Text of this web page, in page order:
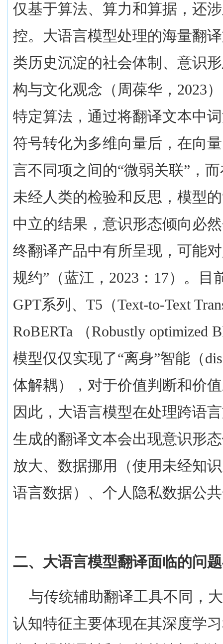
仅基于算法、算力和算据，还
控。大语言模型处理的海量翻
类历史沉淀的社会体制、意识
构与文化观念（周葆华， 2023
特定算法，通过将翻译文本中
符号转化为多维向量后，在向
言不同项之间的“微弱关联”，
未经人类的检验和反思，模型
中立的结果，意识形态倾向必
终翻译产品中有所呈现，可能
规约”（蓝江， 2023 ： 17）。目
GPT系列、 T5 （Text-to-Text
RoBERTa
（Robustly optimized
模型仅仅实现了“离身”智能（
体解耦），对于价值判断和价
因此，大语言模型在处理跨语
生成的翻译文本会出现意识形
放大、数据挪用（使用未经知
语言数据）、个人隐私数据公
二、大语言模型翻译面临的问
与传统辅助翻译工具不同，
认知特征主要体现在其深度学